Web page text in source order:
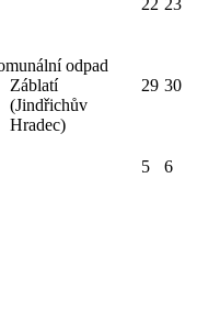
odpad
Záblatí
(Jindřichův
Hradec)
29 30
5
6